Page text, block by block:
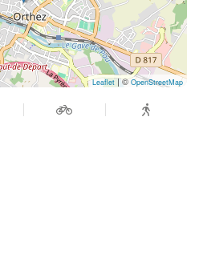
Leaflet| ©OpenStreetMap